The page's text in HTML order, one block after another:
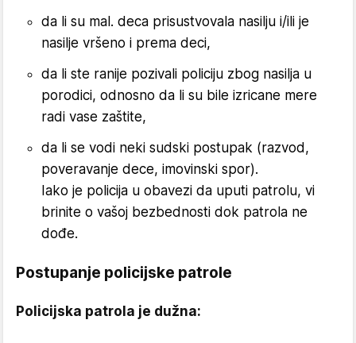
da li su mal. deca prisustvovala nasilju i/ili je
nasilje vršeno i prema deci,
da li ste ranije pozivali policiju zbog nasilja u
porodici, odnosno da li su bile izricane mere
radi vase zaštite,
da li se vodi neki sudski postupak (razvod,
poveravanje dece, imovinski spor).
Iako je policija u obavezi da uputi patrolu, vi
brinite o vašoj bezbednosti dok patrola ne
dođe.
Postupanje policijske patrole
Policijska patrola je dužna: